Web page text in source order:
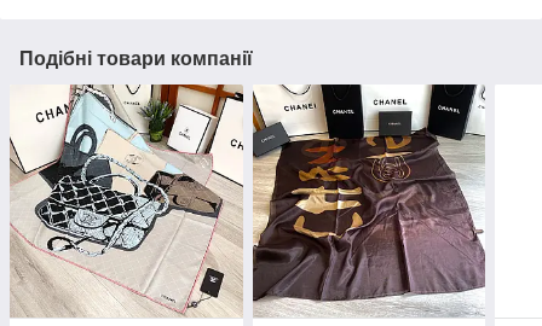
Подібні товари компанії